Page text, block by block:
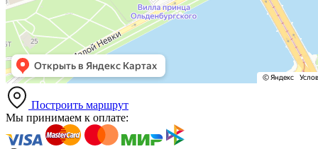
Построить маршрут
Мы принимаем к оплате: